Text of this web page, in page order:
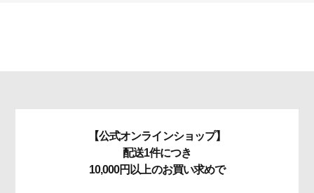
【公式オンラインショップ】
配送1件につき
10,000円以上のお買い求めで